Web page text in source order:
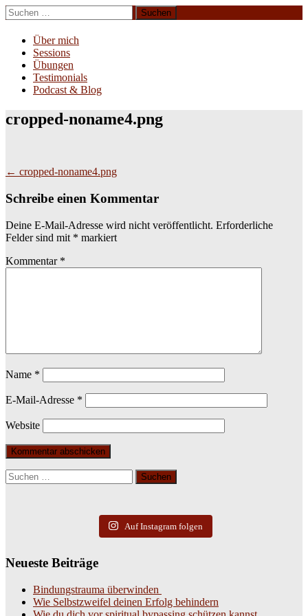
Zum
Inhalt
springen
Suchen
nach:
Über mich
Sessions
Übungen
Testimonials
Podcast & Blog
cropped-noname4.png
Beitragsnavigation
← cropped-noname4.png
Schreibe einen Kommentar
Deine E-Mail-Adresse wird nicht veröffentlicht. Erforderliche
Felder sind mit * markiert
Kommentar *
Name *
E-Mail-Adresse *
Website
Suchen
nach:
Auf Instagram folgen
Neueste Beiträge
Bindungstrauma überwinden
Wie Selbstzweifel deinen Erfolg behindern